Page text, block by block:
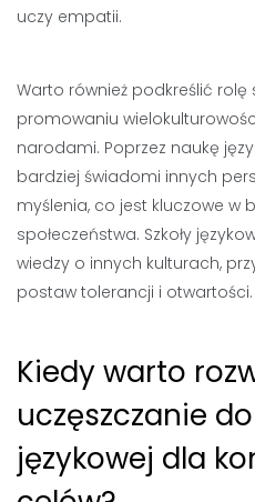
uczy empatii.
Warto również podkreślić rolę
promowaniu
narodami. Poprzez naukę
bardziej świadomi innych
myślenia, co jest kluczowe w
społeczeństwa. Szkoły
wiedzy o innych kulturach,
postaw tolerancji i otwartości.
Kiedy warto
uczęszczanie do
językowej dla